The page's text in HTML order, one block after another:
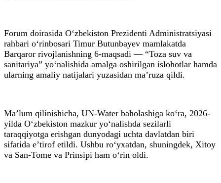
Forum doirasida O‘zbekiston Prezidenti Administratsiyasi
rahbari o‘rinbosari Timur Butunbayev mamlakatda
Barqaror rivojlanishning 6-maqsadi — “Toza suv va
sanitariya” yo‘nalishida amalga oshirilgan islohotlar hamda
ularning amaliy natijalari yuzasidan ma’ruza qildi.
Ma’lum qilinishicha, UN-Water baholashiga ko‘ra, 2026-
yilda O‘zbekiston mazkur yo‘nalishda sezilarli
taraqqiyotga erishgan dunyodagi uchta davlatdan biri
sifatida e’tirof etildi. Ushbu ro‘yxatdan, shuningdek, Xitoy
va San-Tome va Prinsipi ham o‘rin oldi.